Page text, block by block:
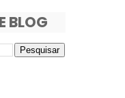
BLOG